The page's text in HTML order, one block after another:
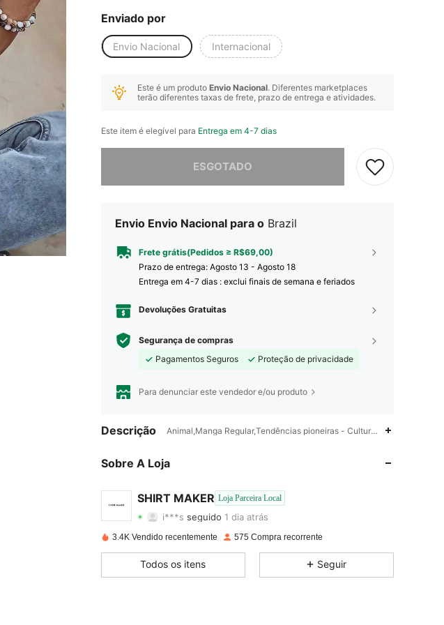
Enviado por
Envio Nacional Internacional
Este é um produto Envio Nacional. Diferentes marketplaces
terão diferentes taxas de frete, prazo de entrega e atividades.
Este item é elegível para Entrega em 4-7 dias
ESGOTADO
Desculpe, este produto está esgotado.
Envio Envio Nacional para o Brazil
Frete grátis(Pedidos ≥ R$69,00)
Prazo de entrega: Agosto 13 - Agosto 18
Entrega em 4-7 dias : exclui finais de semana e feriados
Devoluções Gratuitas
Segurança de compras
Pagamentos Seguros
Proteção de privacidade
Para denunciar este vendedor e/ou produto
Descrição Animal,Manga Regular,Tendências pioneiras - Cultura de gangues
Sobre A Loja
SHIRT MAKER Loja Parceira Local
4,51 92 2.7K
4,51
4,51 92 2.7K
i***s seguido 1 dia atrás
4,51 Classificação 92Itens
4,51 92 2.7K
3.4K Vendido recentemente 575 Compra recorrente
Todos os itens Seguir